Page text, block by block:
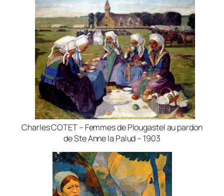
Charles COTET – Femmes de Plougastel au pardon
de Ste Anne la Palud – 1903